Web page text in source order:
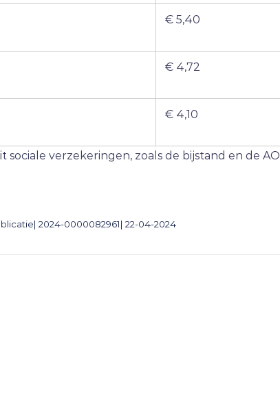
€ 5,40
€ 4,72
€ 4,10
verzekeringen, zoals de bijstand en de
2024-0000082961| 22-04-2024